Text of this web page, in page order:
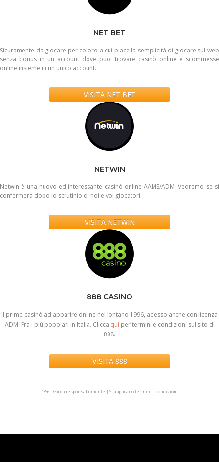
NET BET
Sicuramente da giocare per coloro a cui piace la semplicità di giocare sul web
senza bonus in un account dove puoi trovare casinò online e scommesse
online insieme in un unico account.
VISITA NET BET
NETWIN
Netwin è una nuovo ed interessante casinò online AAMS/ADM. Vedremo se si
confermerà dopo lo scrutinio di noi e voi giocatori.
VISITA NETWIN
888 CASINO
Il primo casinò ad apparire online nel lontano 1996, adesso anche con licenza
ADM. Fra i più popolari in Italia. Clicca qui per termini e condizioni sul sito di
888.
VISITA 888
18+ | Gioca responsabilmente | Si applicano termini e condizioni